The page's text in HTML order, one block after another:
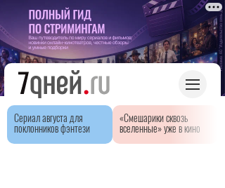
Сериал августа для
поклонников фэнтези
«Смешарики сквозь
вселенные» уже в кино